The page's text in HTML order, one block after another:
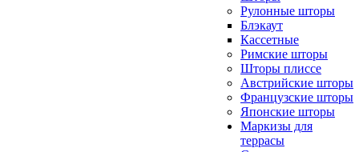
Рулонные шторы
Блэкаут
Кассетные
Римские шторы
Шторы плиссе
Австрийские шторы
Французские шторы
Японские шторы
Маркизы для
террасы